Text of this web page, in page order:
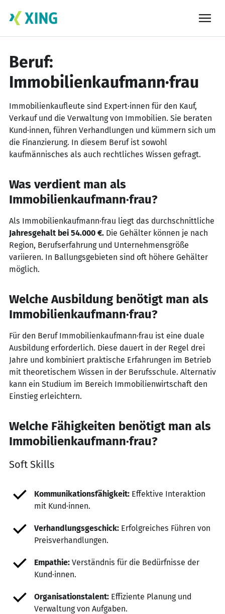
Beruf:
Immobilienkaufmann·frau
Immobilienkaufleute sind Expert·innen für den Kauf,
Verkauf und die Verwaltung von Immobilien. Sie beraten
Kund·innen, führen Verhandlungen und kümmern sich um
die Finanzierung. In diesem Beruf ist sowohl
kaufmännisches als auch rechtliches Wissen gefragt.
Was verdient man als
Immobilienkaufmann·frau?
Als Immobilienkaufmann·frau liegt das durchschnittliche
Jahresgehalt bei 54.000 €. Die Gehälter können je nach
Region, Berufserfahrung und Unternehmensgröße
variieren. In Ballungsgebieten sind oft höhere Gehälter
möglich.
Welche Ausbildung benötigt man als
Immobilienkaufmann·frau?
Für den Beruf Immobilienkaufmann·frau ist eine duale
Ausbildung erforderlich. Diese dauert in der Regel drei
Jahre und kombiniert praktische Erfahrungen im Betrieb
mit theoretischem Wissen in der Berufsschule. Alternativ
kann ein Studium im Bereich Immobilienwirtschaft den
Einstieg erleichtern.
Welche Fähigkeiten benötigt man als
Immobilienkaufmann·frau?
Soft Skills
Kommunikationsfähigkeit: Effektive Interaktion
mit Kund·innen.
Verhandlungsgeschick: Erfolgreiches Führen von
Preisverhandlungen.
Empathie: Verständnis für die Bedürfnisse der
Kund·innen.
Organisationstalent: Effiziente Planung und
Verwaltung von Aufgaben.